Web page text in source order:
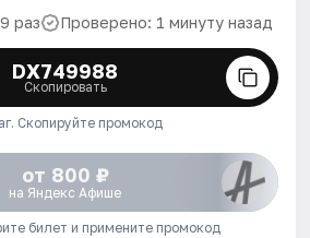
раз Проверено: 1 минуту назад
DX749988
Скопировать
Скопируйте промокод
от 800 ₽
на Яндекс Афише
билет и примените промокод